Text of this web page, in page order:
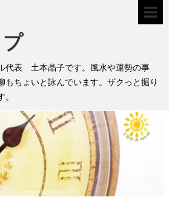
プ
代表 土本晶子です。風水や運勢の事
もちょいと詠んでいます。ザクっと掘り